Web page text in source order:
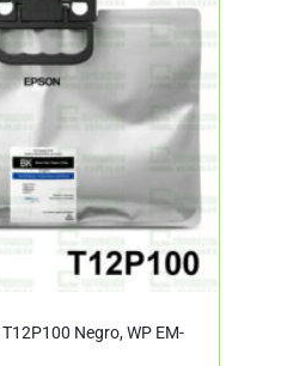
Negro, WP EM-